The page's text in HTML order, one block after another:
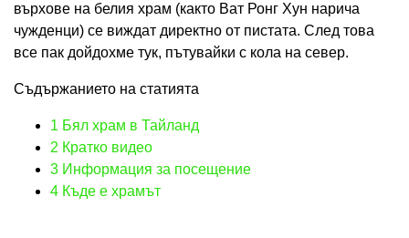
върхове на белия храм (както Ват Ронг Хун нарича
чужденци) се виждат директно от пистата. След това
все пак дойдохме тук, пътувайки с кола на север.
Съдържанието на статията
1 Бял храм в Тайланд
2 Кратко видео
3 Информация за посещение
4 Къде е храмът